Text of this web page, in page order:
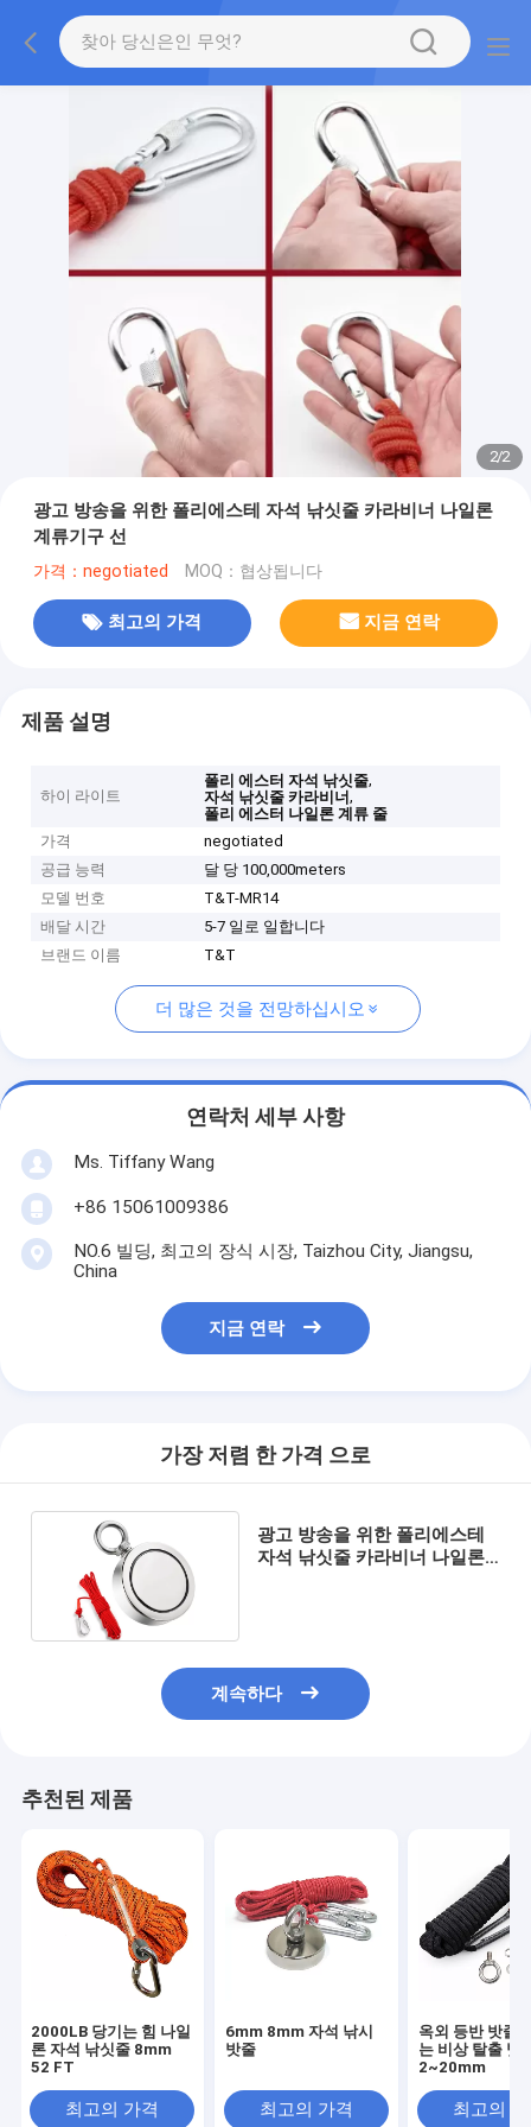
2/2
광고 방송을 위한 폴리에스테 자석 낚싯줄 카라비너 나일론
계류기구 선
가격：negotiated MOQ：협상됩니다
최고의 가격 지금 연락
제품 설명
하이 라이트
폴리 에스터 자석 낚싯줄,
자석 낚싯줄 카라비너,
폴리 에스터 나일론 계류 줄
가격
negotiated
공급 능력
달 당 100,000meters
모델 번호
T&T-MR14
배달 시간
5-7 일로 일합니다
브랜드 이름
T&T
더 많은 것을 전망하십시오
연락처 세부 사항
Ms. Tiffany Wang
+86 15061009386
NO.6 빌딩, 최고의 장식 시장, Taizhou City, Jiangsu,
China
지금 연락
가장 저렴 한 가격 으로
광고 방송을 위한 폴리에스테
자석 낚싯줄 카라비너 나일론
계속하다
추천된 제품
2000LB 당기는 힘 나일
론 자석 낚싯줄 8mm
52 FT
최고의 가격
6mm 8mm 자석 낚시
밧줄
최고의 가격
옥외 등반 밧줄
는 비상 탈출 밧
2~20mm
최고의